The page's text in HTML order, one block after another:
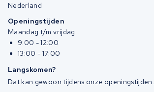
Nederland
Openingstijden
Maandag t/m vrijdag
9:00 - 12:00
13:00 - 17:00
Langskomen?
Dat kan gewoon tijdens onze openingstijden.